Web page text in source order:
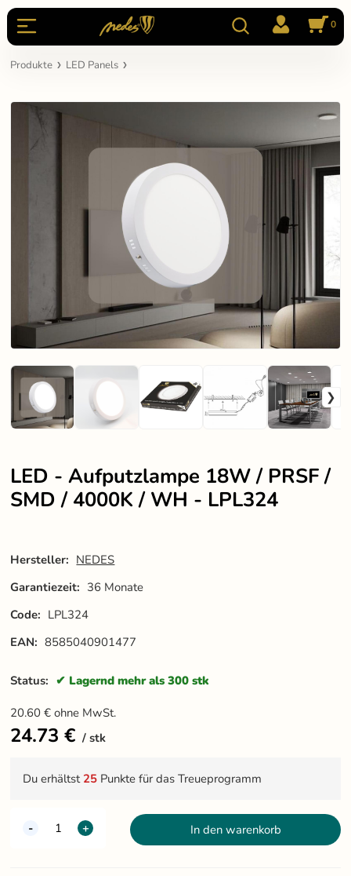
0
Produkte LED Panels
LED - Aufputzlampe 18W / PRSF /
SMD / 4000K / WH - LPL324
Hersteller: NEDES
Garantiezeit: 36 Monate
Code: LPL324
EAN: 8585040901477
Status: Lagernd mehr als 300 stk
20.60 €ohne MwSt.
24.73 € stk
Du erhältst 25 Punkte für das Treueprogramm